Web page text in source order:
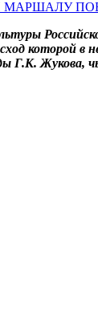
которой
Г.К. Жукова,